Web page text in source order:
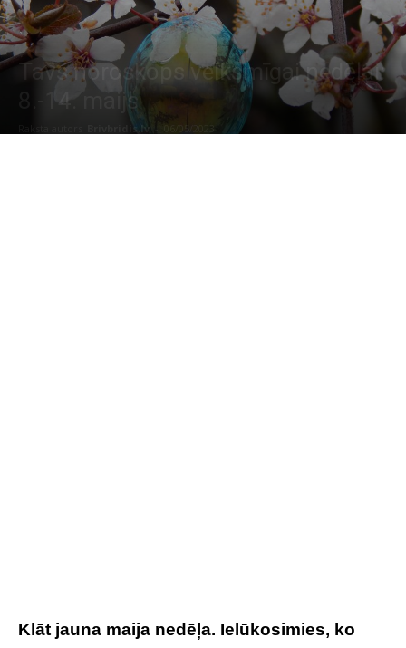
Tavs horoskops veiksmīgai nedēļai:
8.-14. maijs
Brivbridis.lv 06/05/2023
Klāt jauna maija nedēļa. Ielūkosimies, ko